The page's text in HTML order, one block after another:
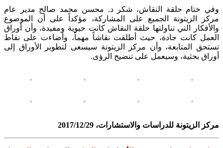
وفي ختام حلقة النقاش، شكر د. محسن محمد صالح مدير عام
مركز الزيتونة الجميع على المشاركة، مؤكداً على أن الموضوع
والأفكار التي تناولتها حلقة النقاش كانت حيوية ومفيدة، وأن أوراق
العمل كانت جادة، حيث أطلقت نقاشاً مهماً، وأضاءت على نقاط
تستحق المتابعة، وأن مركز الزيتونة سيسعى لتطوير الأوراق إلى
أوراق بحثية، وسيعمل على تنضيج الرؤى.
مركز الزيتونة للدراسات والاستشارات، 2017/12/29